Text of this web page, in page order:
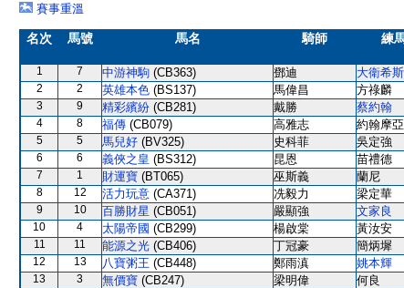
賽事重溫
名次 馬號 馬名 騎師 練
1 7 中游神駒 (CB363) 鄧迪 大衛希斯
2
2 英雄本色 (BS137) 馬偉昌 方祿麟
3
9 精彩繽紛 (CB281) 戴勝 蔡約翰
4
8 福傳 (CB079) 高雅志 約翰摩亞
5
5 馬兒好 (BV325) 史科菲 吳定強
6
6 義俠之皇 (BS312) 昆恩 苗禮德
7
1 財運寶 (BT065) 巫斯義 蘭尼
8
12 活力玩意 (CA371) 冼毅力 梁定華
9
10 百勝財星 (CB051) 嚴顯強 文家良
10
4 太陽帝國 (CB299) 楊啟棠 黃汝安
11
11 能源之光 (CB406) 丁冠豪 簡炳墀
12
13 八寶粥王 (CB448) 鄭雨滇 姚本輝
13
3 無價寶 (CB247) 梁明偉 何良